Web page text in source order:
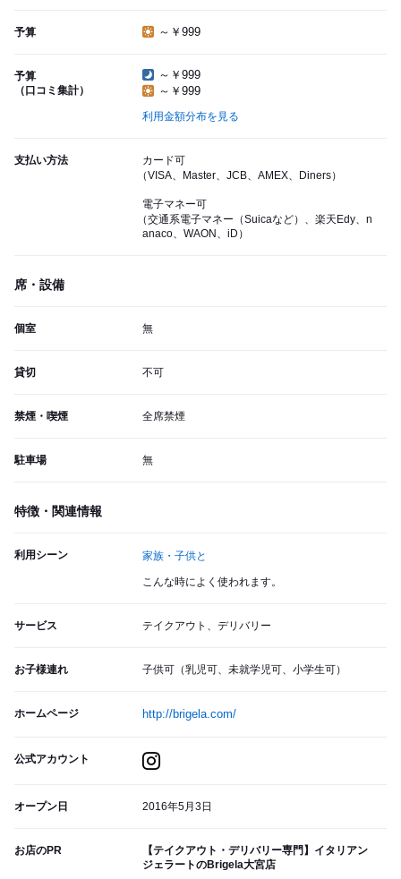
予算 ～￥999
予算
（口コミ集計）
～￥999
～￥999
利用金額分布を見る
支払い方法
カード可
（VISA、Master、JCB、AMEX、Diners）
電子マネー可
（交通系電子マネー（Suicaなど）、楽天Edy、n
anaco、WAON、iD）
席・設備
個室 無
貸切 不可
禁煙・喫煙 全席禁煙
駐車場 無
特徴・関連情報
利用シーン 家族・子供と
こんな時によく使われます。
サービス テイクアウト、デリバリー
お子様連れ 子供可（乳児可、未就学児可、小学生可）
ホームページ http://brigela.com/
公式アカウント
オープン日 2016年5月3日
お店のPR
【テイクアウト・デリバリー専門】イタリアン
ジェラートのBrigela大宮店